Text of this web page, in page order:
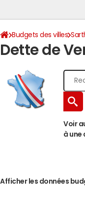
Budgets des villes
Dette de
Voir
à une
Afficher les données